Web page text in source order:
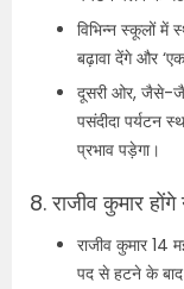
विभिन्न स्कूलों में
बढ़ावा देंगे और
दूसरी ओर, जैसे-
पसंदीदा पर्यटन
प्रभाव पड़ेगा।
8. राजीव कुमार
राजीव कुमार
पद से हटने के बाद